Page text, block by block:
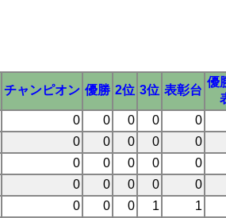
チャンピオン 優勝 2位 3位 表彰台
優
0 0 0 0
0
0 0 0 0
0
0 0 0 0
0
0 0 0 0
0
0 0 0 1
1